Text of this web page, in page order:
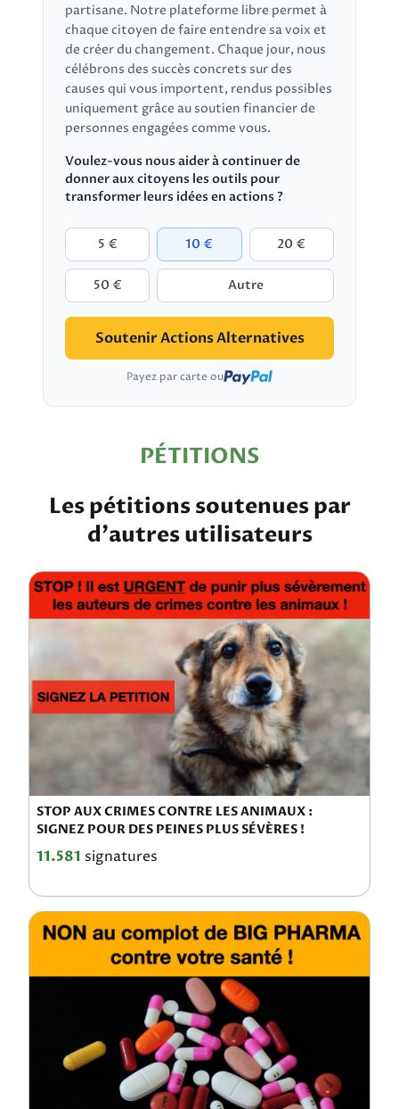
partisane. Notre plateforme libre permet à
chaque citoyen de faire entendre sa voix et
de créer du changement. Chaque jour, nous
célébrons des succès concrets sur des
causes qui vous importent, rendus possibles
uniquement grâce au soutien financier de
personnes engagées comme vous.
Voulez-vous nous aider à continuer de
donner aux citoyens les outils pour
transformer leurs idées en actions ?
5 € 10 € 20 €
50 € Autre
Soutenir Actions Alternatives
Payez par carte ou
PÉTITIONS
Les pétitions soutenues par
d'autres utilisateurs
STOP AUX CRIMES CONTRE LES ANIMAUX :
SIGNEZ POUR DES PEINES PLUS SÉVÈRES !
11.581 signatures